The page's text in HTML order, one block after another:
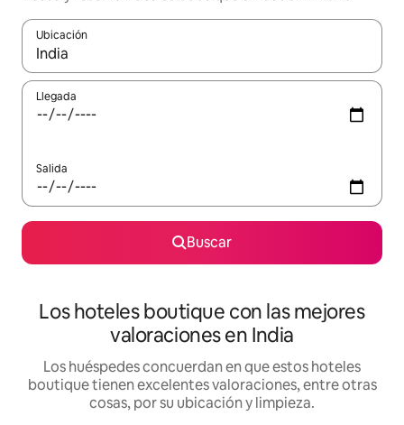
Ubicación
Cuando los resultados estén disponibles, navega con las
Llegada
Salida
Buscar
Los hoteles boutique con las mejores
valoraciones en India
Los huéspedes concuerdan en que estos hoteles
boutique tienen excelentes valoraciones, entre otras
cosas, por su ubicación y limpieza.